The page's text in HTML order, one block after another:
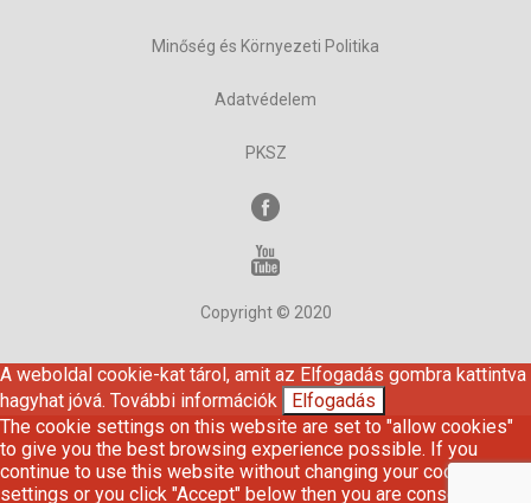
Minőség és Környezeti Politika
Adatvédelem
PKSZ
Copyright © 2020
A weboldal cookie-kat tárol, amit az Elfogadás gombra kattintva
hagyhat jóvá. További információk
Elfogadás
The cookie settings on this website are set to "allow cookies"
to give you the best browsing experience possible. If you
continue to use this website without changing your cookie
settings or you click "Accept" below then you are consenting to